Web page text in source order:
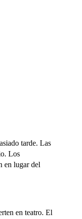
tarde. Las
Los
en lugar del
en teatro. El